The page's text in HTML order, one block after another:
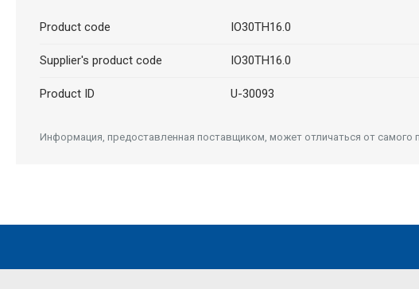
Product code IO30TH16.0
Supplier's product code IO30TH16.0
Product ID U-30093
Информация, предоставленная поставщиком, может отличаться от самого